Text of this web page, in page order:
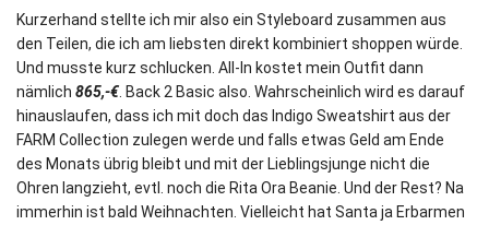
Kurzerhand stellte ich mir also ein Styleboard zusammen aus
den Teilen, die ich am liebsten direkt kombiniert shoppen würde.
Und musste kurz schlucken. All-In kostet mein Outfit dann
nämlich 865,-€ . Back 2 Basic also. Wahrscheinlich wird es darauf
hinauslaufen, dass ich mit doch das Indigo Sweatshirt aus der
FARM Collection zulegen werde und falls etwas Geld am Ende
des Monats übrig bleibt und mit der Lieblingsjunge nicht die
Ohren langzieht, evtl. noch die Rita Ora Beanie. Und der Rest? Na
immerhin ist bald Weihnachten. Vielleicht hat Santa ja Erbarmen